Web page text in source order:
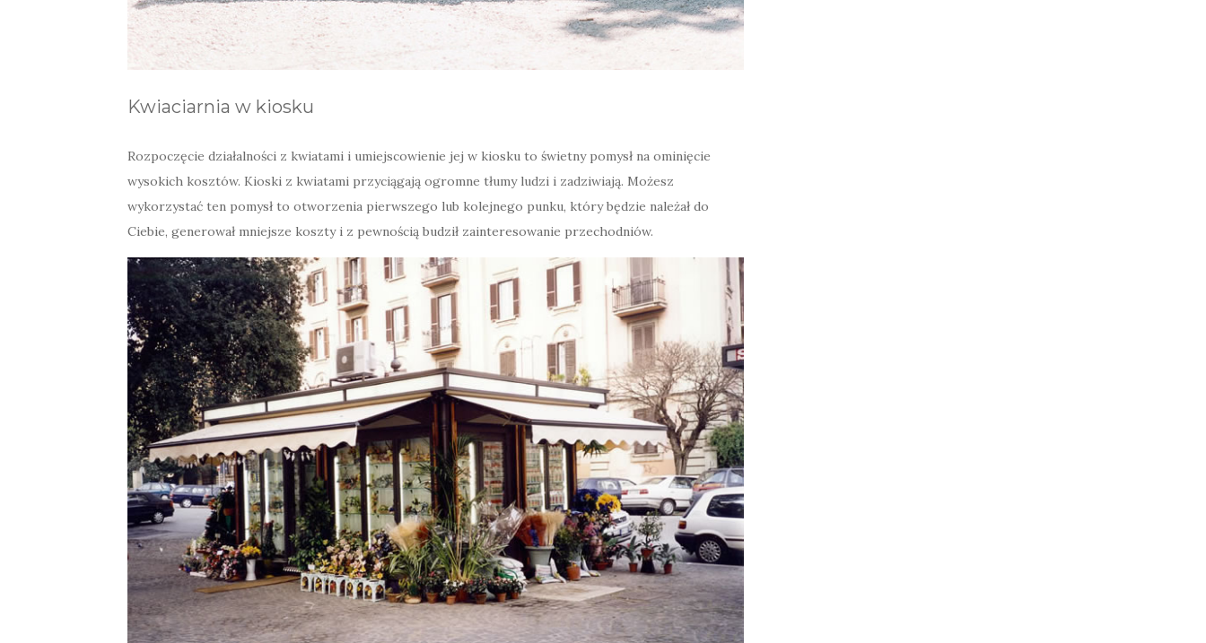
Kwiaciarnia w kiosku
Rozpoczęcie działalności z kwiatami i umiejscowienie jej w kiosku to świetny pomysł na ominięcie
wysokich kosztów. Kioski z kwiatami przyciągają ogromne tłumy ludzi i zadziwiają. Możesz
wykorzystać ten pomysł to otworzenia pierwszego lub kolejnego punku, który będzie należał do
Ciebie, generował mniejsze koszty i z pewnością budził zainteresowanie przechodniów.